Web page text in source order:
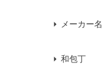
メーカー名
和包丁